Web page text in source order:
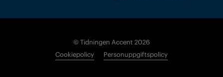
© Tidningen Accent 2026
Cookiepolicy
Personuppgiftspolicy